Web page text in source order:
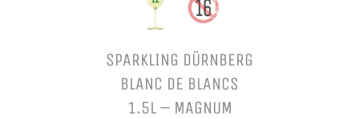
SPARKLING DÜRNBERG
BLANC DE BLANCS
1.5L – MAGNUM